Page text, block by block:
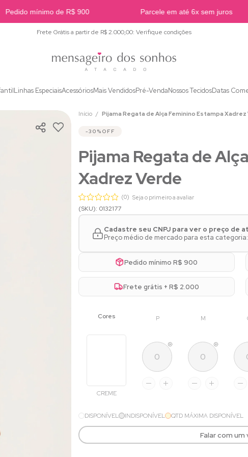
Pedido mínimo de R$ 900 Parcele em até 6x sem juros
Frete Grátis a partir de R$ 2.000,00: Verifique condições
Linhas EspeciaisAcessóriosMais VendidosPré-VendaNossos TecidosDatas
Início Pijama Regata de Alça Feminino Estampa Xadrez
30% OFF
Pijama Regata de
Xadrez Verde
(0) Seja o primeiro a avaliar
(SKU): 0132177
Cadastre seu CNPJ para ver o preço de
Preço médio de mercado para esta
Pedido mínimo R$ 900
Frete grátis + R$ 2.000
P M
CREME
DISPONÍVEL INDISPONÍVEL QTD MÁXIMA DISPONÍVEL
Falar com